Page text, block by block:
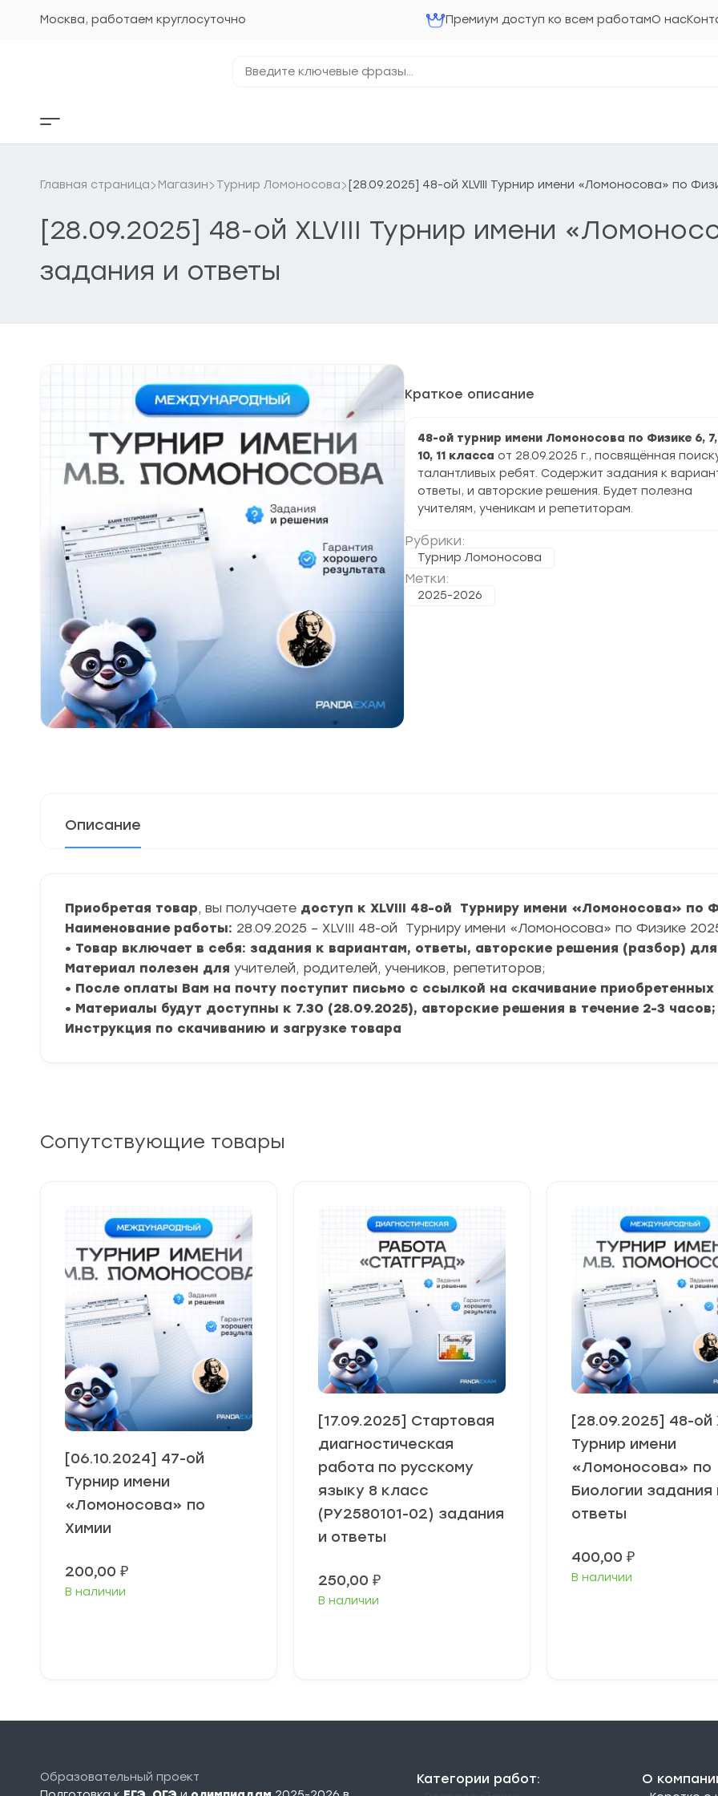
Москва, работаем круглосуточно Премиум доступ ко всем работамО нас
ключевые
Кнопка
бокового
Главная страница Магазин Турнир Ломоносова [28.09.2025] 48-ой XLVIII Турнир имени «Ломоносова» по
[28.09.2025] 48-ой XLVIII Турнир имени
задания и ответы
Краткое описание
48-ой турнир имени Ломоносова по Физике 6, 7,
10, 11 класса от 28.09.2025 г., посвящённая
талантливых ребят. Содержит задания к
ответы, и авторские решения. Будет полезна
учителям, ученикам и репетиторам.
Рубрики:
Турнир Ломоносова
Метки:
2025-2026
Описание
Приобретая товар, вы получаете доступ к XLVIII 48-ой Турниру имени «Ломоносова» по
Наименование работы: 28.09.2025 – XLVIII 48-ой Турниру имени «Ломоносова» по Физике
• Товар включает в себя: задания к вариантам, ответы, авторские решения (разбор)
Материал полезен для учителей, родителей, учеников, репетиторов;
• После оплаты Вам на почту поступит письмо с ссылкой на скачивание приобретенных
• Материалы будут доступны к 7.30 (28.09.2025), авторские решения в течение 2-3 часов;
Инструкция по скачиванию и загрузке товара
Сопутствующие товары
[06.10.2024] 47-ой
Турнир имени
«Ломоносова» по
Химии
200,00 ₽
В наличии
[17.09.2025] Стартовая
диагностическая
работа по русскому
языку 8 класс
(РУ2580101-02) задания
и ответы
250,00 ₽
В наличии
[28.09.2025] 48-ой
Турнир имени
«Ломоносова» по
Биологии задания
ответы
400,00 ₽
В наличии
Образовательный проект
Категории работ: О